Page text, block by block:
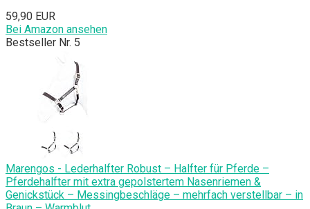
59,90 EUR
Bei Amazon ansehen
Bestseller Nr. 5
Marengos - Lederhalfter Robust – Halfter für Pferde –
Pferdehalfter mit extra gepolstertem Nasenriemen &
Genickstück – Messingbeschläge – mehrfach verstellbar – in